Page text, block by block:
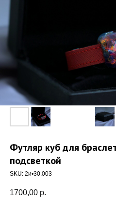
Футляр куб для
подсветкой
SKU: 2и•30.003
1700,00 р.